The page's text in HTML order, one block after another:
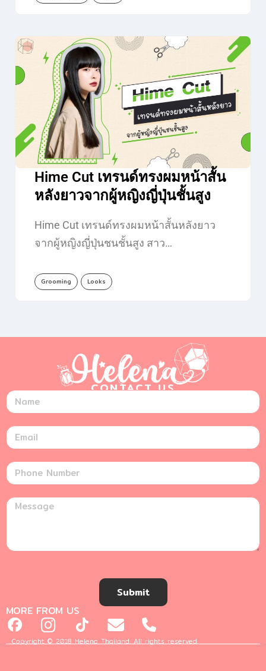
Hime Cut เทรนด์ทรงผมหน้าสั้น
หลังยาวจากผู้หญิงญี่ปุ่นชั้นสูง
Hime Cut เทรนด์ทรงผมหน้าสั้นหลังยาว
จากผู้หญิงญี่ปุ่นชนชั้นสูง สาว…
Grooming Looks
CONTACT US
Submit
MORE FROM US
Copyright © 2018 Helena Thailand. All rights reserved.